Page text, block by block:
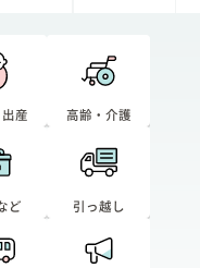
産 高齢・介護
ど 引っ越し